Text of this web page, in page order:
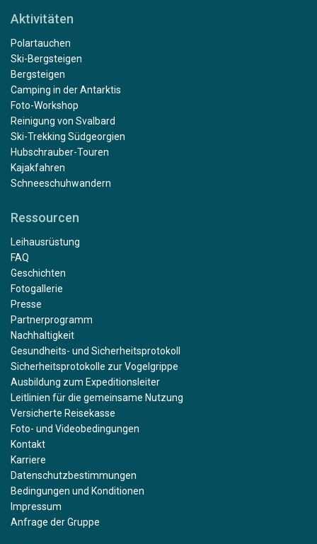
Aktivitäten
Polartauchen
Ski-Bergsteigen
Bergsteigen
Camping in der Antarktis
Foto-Workshop
Reinigung von Svalbard
Ski-Trekking Südgeorgien
Hubschrauber-Touren
Kajakfahren
Schneeschuhwandern
Ressourcen
Leihausrüstung
FAQ
Geschichten
Fotogallerie
Presse
Partnerprogramm
Nachhaltigkeit
Gesundheits- und Sicherheitsprotokoll
Sicherheitsprotokolle zur Vogelgrippe
Ausbildung zum Expeditionsleiter
Leitlinien für die gemeinsame Nutzung
Versicherte Reisekasse
Foto- und Videobedingungen
Kontakt
Karriere
Datenschutzbestimmungen
Bedingungen und Konditionen
Impressum
Anfrage der Gruppe